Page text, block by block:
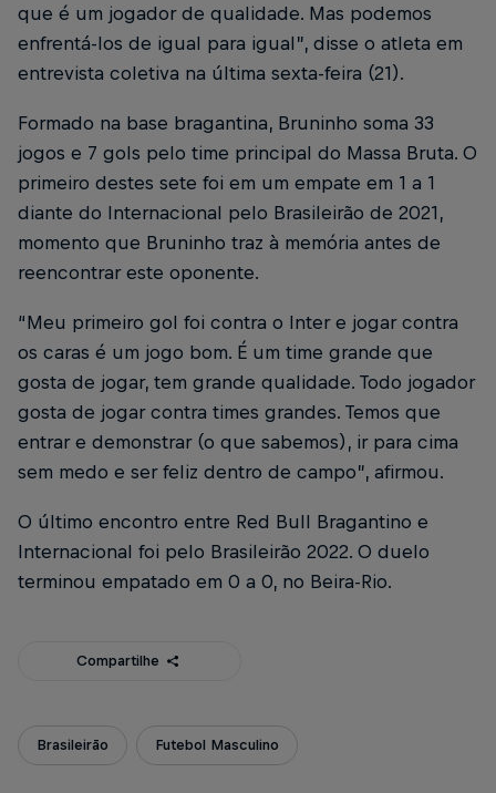
que é um jogador de qualidade. Mas podemos
enfrentá-los de igual para igual”, disse o atleta em
entrevista coletiva na última sexta-feira (21).
Formado na base bragantina, Bruninho soma 33
jogos e 7 gols pelo time principal do Massa Bruta. O
primeiro destes sete foi em um empate em 1 a 1
diante do Internacional pelo Brasileirão de 2021,
momento que Bruninho traz à memória antes de
reencontrar este oponente.
“Meu primeiro gol foi contra o Inter e jogar contra
os caras é um jogo bom. É um time grande que
gosta de jogar, tem grande qualidade. Todo jogador
gosta de jogar contra times grandes. Temos que
entrar e demonstrar (o que sabemos), ir para cima
sem medo e ser feliz dentro de campo”, afirmou.
O último encontro entre Red Bull Bragantino e
Internacional foi pelo Brasileirão 2022. O duelo
terminou empatado em 0 a 0, no Beira-Rio.
Compartilhe
Brasileirão Futebol Masculino